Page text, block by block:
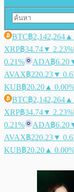
BTC฿2,142,264 ▲
XRP฿34.74▼ 2.23%
0.21%
ADA฿6.20
AVAX฿220.23▼
KUB฿20.20 ▲
BTC฿2,142,264 ▲
XRP฿34.74▼ 2.23%
0.21%
ADA฿6.20
AVAX฿220.23▼
KUB฿20.20 ▲